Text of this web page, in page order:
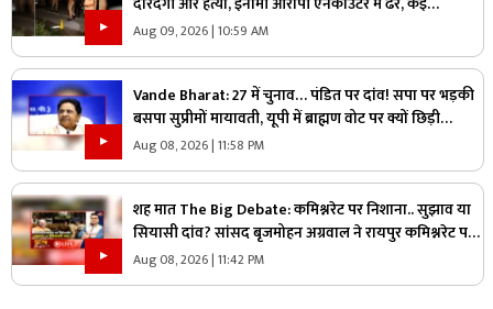
पुलिसकर्मी भी घायल
Aug 09, 2026 | 10:59 AM
Vande Bharat: 27 में चुनाव… पंडित पर दांव! सपा पर भड़की
बसपा सुप्रीमों मायावती, यूपी में ब्राह्मण वोट पर क्यों छिड़ी
महाभारत?
Aug 08, 2026 | 11:58 PM
शह मात The Big Debate: कमिश्नरेट पर निशाना.. सुझाव या
सियासी दांव? सांसद बृजमोहन अग्रवाल ने रायपुर कमिश्नरेट पर
उठाए सवाल, क्या वाकई में सिस्टम में सुधार की है जरूरत
Aug 08, 2026 | 11:42 PM